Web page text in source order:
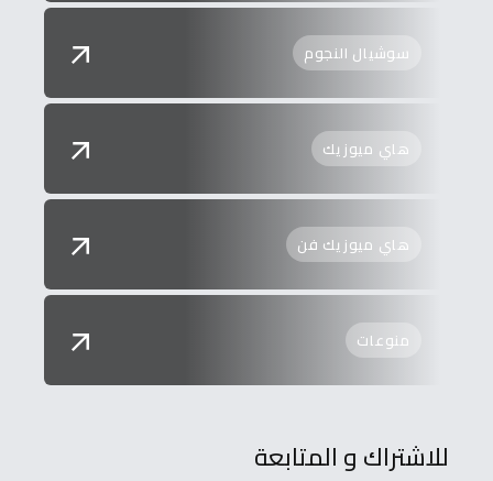
سوشيال النجوم
هاي ميوزيك
هاي ميوزيك فن
منوعات
للاشتراك و المتابعة